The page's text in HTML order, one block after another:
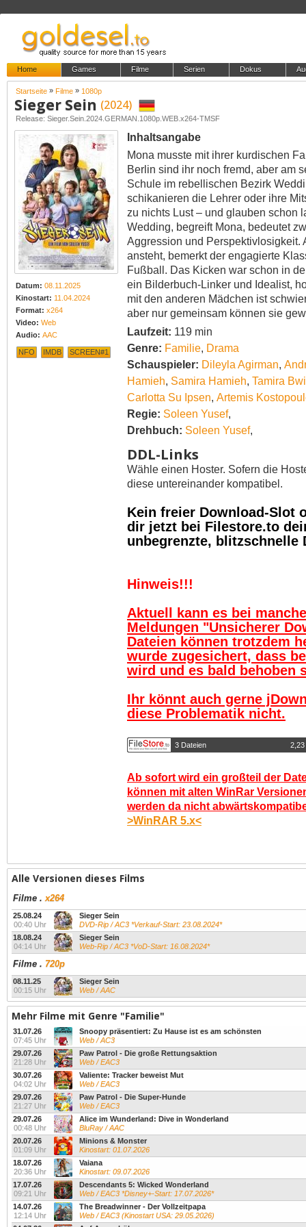
Home Games Filme Serien Dokus
Startseite » Filme » 1080p
Sieger Sein (2024)
Release: Sieger.Sein.2024.GERMAN.1080p.WEB.x264-TMSF
Datum: 08.11.2025
Kinostart: 11.04.2024
Format: x264
Video: Web
Audio: AAC
NFO IMDB SCREEN#1
Inhaltsangabe
Mona musste mit ihrer kurdischen
Berlin sind ihr noch fremd, aber am
Schule im rebellischen Bezirk
schikanieren die Lehrer oder ihre
zu nichts Lust – und glauben schon
Wedding, begreift Mona, bedeutet
Aggression und
ansteht, bemerkt der engagierte
Fußball. Das Kicken war schon in
ein Bilderbuch-Linker und Idealist,
mit den anderen Mädchen ist
aber nur gemeinsam können sie
Laufzeit: 119 min
Genre: Familie, Drama
Schauspieler: Dileyla Agirman,
Hamieh, Samira Hamieh, Tamira
Carlotta Su Ipsen, Artemis
Regie: Soleen Yusef,
Drehbuch: Soleen Yusef,
DDL-Links
Wähle einen Hoster. Sofern die
diese untereinander kompatibel.
Kein freier Download-Slot
dir jetzt bei Filestore.to
unbegrenzte, blitzschnelle
Hinweis!!!
Aktuell kann es bei
Meldungen "Unsicherer
Dateien können trotzdem
wurde zugesichert, dass
wird und es bald behoben
Ihr könnt auch gerne
diese Problematik nicht.
3 Dateien
Ab sofort wird ein großteil der
können mit alten WinRar
werden da nicht
>WinRAR 5.x<
Alle Versionen dieses Films
Filme .x264
25.08.24
00:40 Uhr
Sieger Sein
DVD-Rip / AC3 *Verkauf-Start: 23.08.2024*
18.08.24
04:14 Uhr
Sieger Sein
Web-Rip / AC3 *VoD-Start: 16.08.2024*
Filme . 720p
08.11.25
00:15 Uhr
Sieger Sein
Web / AAC
Mehr Filme mit Genre "Familie"
31.07.26
07:45 Uhr
Snoopy präsentiert: Zu Hause ist es am schönsten
Web / AC3
29.07.26
21:28 Uhr
Paw Patrol - Die große Rettungsaktion
Web / EAC3
30.07.26
04:02 Uhr
Valiente: Tracker beweist Mut
Web / EAC3
29.07.26
21:27 Uhr
Paw Patrol - Die Super-Hunde
Web / EAC3
29.07.26
00:48 Uhr
Alice im Wunderland: Dive in Wonderland
BluRay / AAC
20.07.26
01:09 Uhr
Minions & Monster
Kinostart: 01.07.2026
18.07.26
20:36 Uhr
Vaiana
Kinostart: 09.07.2026
17.07.26
09:21 Uhr
Descendants 5: Wicked Wonderland
Web / EAC3 *Disney+-Start: 17.07.2026*
14.07.26
12:14 Uhr
The Breadwinner - Der Vollzeitpapa
Web / EAC3 (Kinostart USA: 29.05.2026)